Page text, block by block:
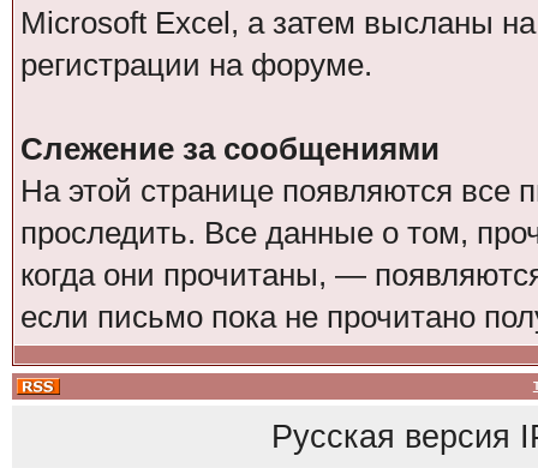
Microsoft Excel, а затем высланы
регистрации на форуме.
Слежение за сообщениями
На этой странице появляются
проследить. Все данные о том,
когда они прочитаны, —
если письмо пока не прочитано
Русская версия